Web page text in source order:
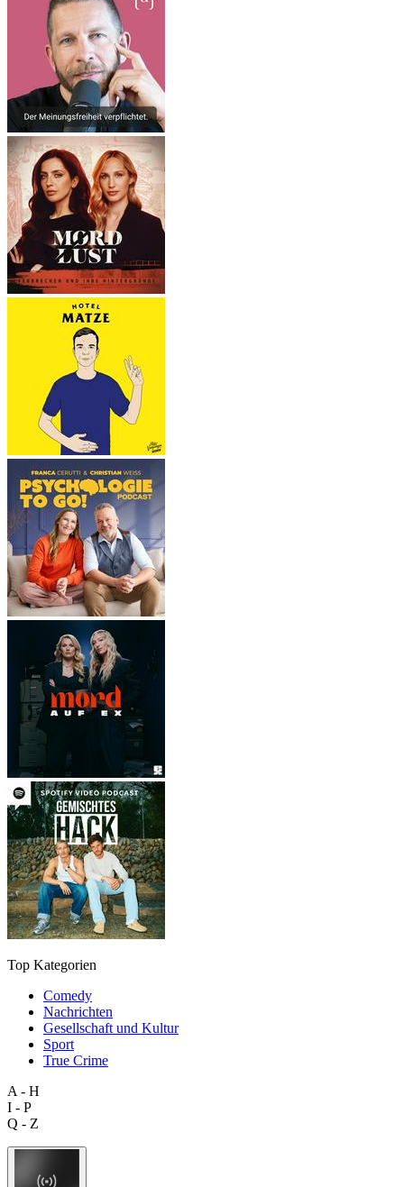
Top Kategorien
Comedy
Nachrichten
Gesellschaft und Kultur
Sport
True Crime
A - H
I - P
Q - Z